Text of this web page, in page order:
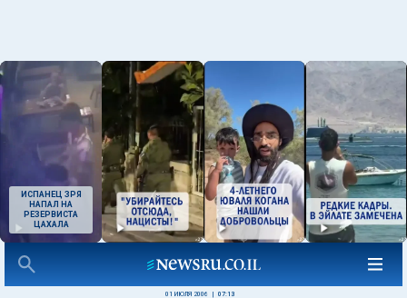
ИСПАНЕЦ ЗРЯ
НАПАЛ НА
РЕЗЕРВИСТА
ЦАХАЛА
01 ИЮЛЯ 2006 07:13